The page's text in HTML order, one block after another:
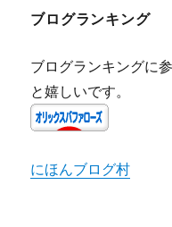
ブログランキング
ブログランキングに
と嬉しいです。
にほんブログ村